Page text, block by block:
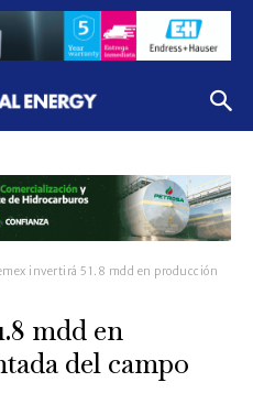
invertirá 51.8 mdd en producción
mdd en
del campo